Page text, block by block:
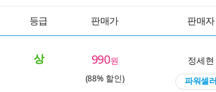
등급 판매가 판매자
상 990원
(88% 할인)
정세현
파워셀러